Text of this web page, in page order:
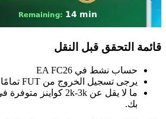
قائمة التحقق قبل النقل
حساب نشط في EA FC26
يرجى تسجيل الخروج من FUT تمامًا أثناء عملية التسليم.
بك.